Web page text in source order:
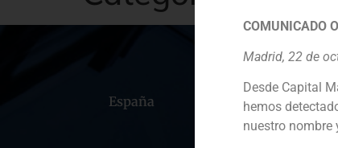
España Portugal
COMUNICADO
Madrid, 22 de
Desde Capital
hemos
nuestro nombre